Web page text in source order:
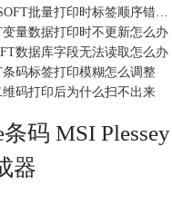
CODESOFT打印任务怎么批量执行 CODESOFT批量打印时标签顺序错乱怎么办
变量数据打印时不更新怎么办
数据库字段无法读取怎么办
条码标签打印模糊怎么调整
维码打印后为什么扫不出来
码 MSI Plessey
器